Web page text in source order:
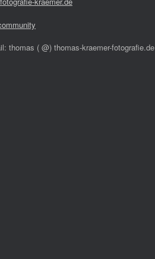
thomas ( @) thomas-kraemer-fotografie.de